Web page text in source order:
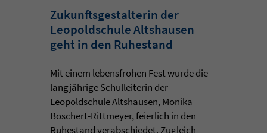
Zukunftsgestalterin der
Leopoldschule Altshausen
geht in den Ruhestand
Mit einem lebensfrohen Fest wurde die
langjährige Schulleiterin der
Leopoldschule Altshausen, Monika
Boschert-Rittmeyer, feierlich in den
Ruhestand verabschiedet. Zugleich